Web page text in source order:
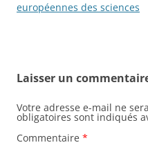
des
européennes des sciences
Laisser un
Votre adresse e-mail ne
obligatoires sont indiqués
Commentaire *